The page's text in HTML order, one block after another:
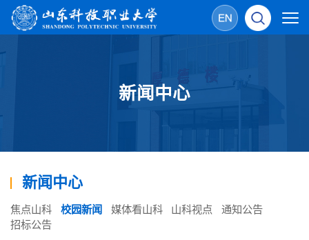
新闻中心
新闻中心
焦点山科 校园新闻 媒体看山科 山科视点
通知公告
招标公告